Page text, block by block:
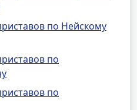
по Нейскому
по
по